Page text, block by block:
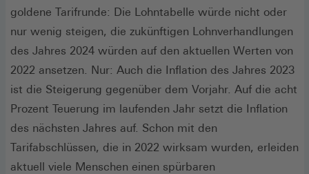
goldene Tarifrunde: Die Lohntabelle würde nicht oder
nur wenig steigen, die zukünftigen Lohnverhandlungen
des Jahres 2024 würden auf den aktuellen Werten von
2022 ansetzen. Nur: Auch die Inflation des Jahres 2023
ist die Steigerung gegenüber dem Vorjahr. Auf die acht
Prozent Teuerung im laufenden Jahr setzt die Inflation
des nächsten Jahres auf. Schon mit den
Tarifabschlüssen, die in 2022 wirksam wurden, erleiden
aktuell viele Menschen einen spürbaren